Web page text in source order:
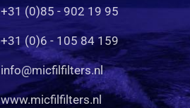
+31 (0)85 - 902 19 95
+31 (0)6 - 105 84 159
info@micfilfilters.nl
www.micfilfilters.nl